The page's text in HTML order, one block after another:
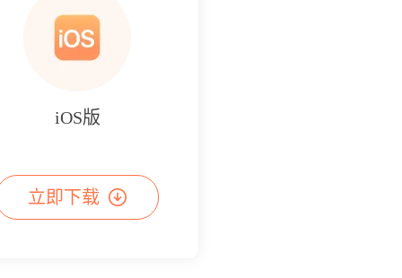
iOS版
立即下载